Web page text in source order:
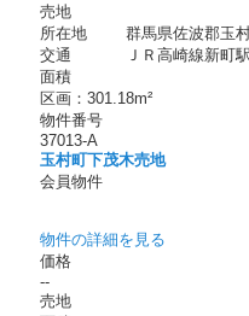
売地
所在地
群馬県佐波郡玉
交通
ＪＲ高崎線新町
面積
区画：301.18m²
物件番号
37013-A
玉村町下茂木売地
会員物件
物件の詳細を見る
価格
--
売地